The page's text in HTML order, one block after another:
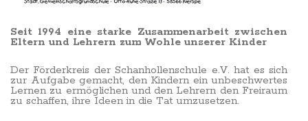
Seit 1994 eine starke Zusammenarbeit zwischen
Eltern und Lehrern zum Wohle unserer Kinder
Der Förderkreis der Schanhollenschule e.V. hat es sich
zur Aufgabe gemacht, den Kindern ein unbeschwertes
Lernen zu ermöglichen und den Lehrern den Freiraum
zu schaffen, ihre Ideen in die Tat umzusetzen.